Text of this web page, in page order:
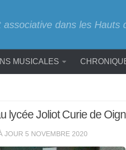
associative dans les Hauts
MUSICALES
lycée Joliot Curie de
JOUR 5 NOVEMBRE 2020